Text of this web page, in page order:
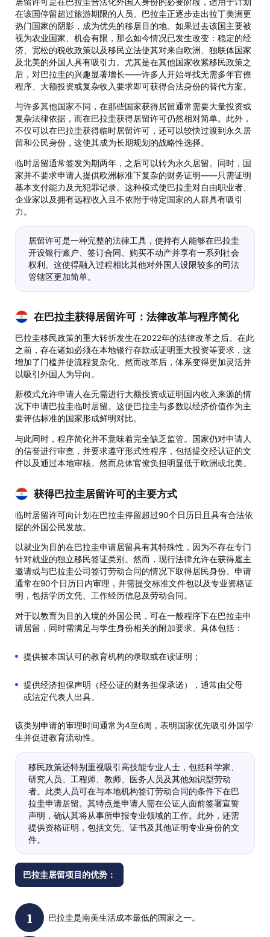
在该国停留超过旅游期限的人员。巴拉圭正逐步走出拉丁美洲更
热门国家的阴影，成为优先的移居目的地。如果过去该国主要被
视为农业国家、机会有限，那么如今情况已发生改变：稳定的经
济、宽松的税收政策以及移民立法使其对来自欧洲、独联体国家
及北美的外国人具有吸引力。尤其是在其他国家收紧移民政策之
后，对巴拉圭的兴趣显著增长——许多人开始寻找无需多年官僚
程序、大额投资或复杂收入要求即可获得合法身份的替代方案。
与许多其他国家不同，在那些国家获得居留通常需要大量投资或
复杂法律依据，而在巴拉圭获得居留许可仍然相对简单。此外，
不仅可以在巴拉圭获得临时居留许可，还可以较快过渡到永久居
留和公民身份，这使其成为长期规划的战略性选择。
临时居留通常签发为期两年，之后可以转为永久居留。同时，国
家并不要求申请人提供欧洲标准下复杂的财务证明——只需证明
基本支付能力及无犯罪记录。这种模式使巴拉圭对自由职业者、
企业家以及拥有远程收入且不依附于特定国家的人群具有吸引
力。
居留许可是一种完整的法律工具，使持有人能够在巴拉圭
开设银行账户、签订合同、购买不动产并享有一系列社会
权利。这使得融入过程相比其他对外国人设限较多的司法
管辖区更加简单。
在巴拉圭获得居留许可：法律改革与程序简化
巴拉圭移民政策的重大转折发生在2022年的法律改革之后。在此
之前，存在诸如必须在本地银行存款或证明重大投资等要求，这
增加了门槛并使流程复杂化。然而改革后，体系变得更加灵活并
以吸引外国人为导向。
新模式允许申请人在无需进行大额投资或证明国内收入来源的情
况下申请巴拉圭临时居留。这使巴拉圭与多数以经济价值作为主
要评估标准的国家形成鲜明对比。
与此同时，程序简化并不意味着完全缺乏监管。国家仍对申请人
的信誉进行审查，并要求遵守形式性程序，包括提交经认证的文
件以及通过本地审核。然而总体官僚负担明显低于欧洲或北美。
获得巴拉圭居留许可的主要方式
临时居留许可向计划在巴拉圭停留超过90个日历日且具有合法依
据的外国公民发放。
以就业为目的在巴拉圭申请居留具有其特殊性，因为不存在专门
针对就业的独立移民签证类别。然而，现行法律允许在获得雇主
邀请或与巴拉圭公司签订劳动合同的情况下取得居民身份。申请
通常在90个日历日内审理，并需提交标准文件包以及专业资格证
明，包括学历文凭、工作经历信息及劳动合同。
对于以教育为目的入境的外国公民，可在一般程序下在巴拉圭申
请居留，同时需满足与学生身份相关的附加要求。具体包括：
提供被本国认可的教育机构的录取或在读证明；
提供经济担保声明（经公证的财务担保承诺），通常由父母
或法定代表人出具。
该类别申请的审理时间通常为4至6周，表明国家优先吸引外国学
生并促进教育流动性。
移民政策还特别重视吸引高技能专业人士，包括科学家、
研究人员、工程师、教师、医务人员及其他知识型劳动
者。此类人员可在与本地机构签订劳动合同的条件下在巴
拉圭申请居留。其特点是申请人需在公证人面前签署宣誓
声明，确认其将从事所申报专业领域的工作。此外，还需
提供资格证明，包括文凭、证书及其他证明专业身份的文
件。
巴拉圭居留项目的优势：
巴拉圭是南美生活成本最低的国家之一。